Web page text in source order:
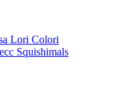
Lori Colori
Squishimals